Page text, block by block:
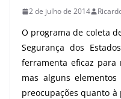
2 de julho de 2014
O programa de coleta
Segurança dos
ferramenta eficaz para
mas alguns
preocupações quanto